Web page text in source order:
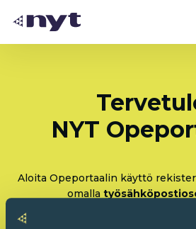
NYT
Aloita Opeportaalin käyttö
omalla
Rekisteröidy: Olen tulossa